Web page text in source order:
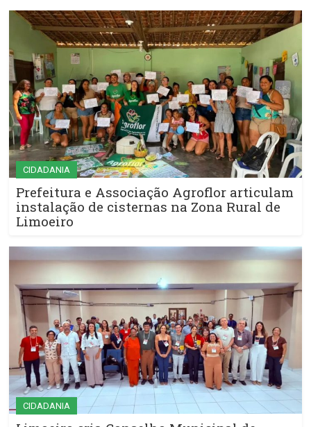
CIDADANIA
Prefeitura e Associação Agroflor articulam
instalação de cisternas na Zona Rural de
Limoeiro
CIDADANIA